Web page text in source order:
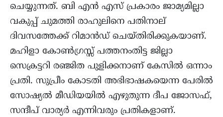
ചെയ്യുന്നത്. ബി എൻ എസ് പ്രകാരം ജാമ്യമില്ലാ
വകുപ്പ് ചുമത്തി രാഹുലിനെ പതിനാല്
ദിവസത്തേക്ക് റിമാൻഡ് ചെയ്തിരിക്കുകയാണ്.
മഹിളാ കോൺഗ്രസ്സ് പത്തനംതിട്ട ജില്ലാ
സെക്രട്ടറി രഞ്ജിത പുളിക്കനാണ് കേസിൽ ഒന്നാം
പ്രതി. സുപ്രീം കോടതി അഭിഭാഷകയെന്ന പേരിൽ
സോഷ്യൽ മീഡിയയിൽ എഴുതുന്ന ദീപ ജോസഫ്,
സന്ദീപ് വാര്യർ എന്നിവരും പ്രതികളാണ്.